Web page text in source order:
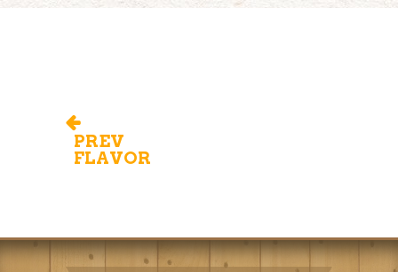
PREV
FLAVOR